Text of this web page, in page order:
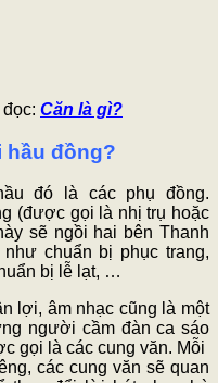
Căn là gì?
hầu đồng?
đó là các phụ đồng.
(được gọi là nhị trụ hoặc
sẽ ngồi hai bên Thanh
chuẩn bị phục trang,
bị lễ lạt, …
lợi, âm nhạc cũng là một
người cầm đàn ca sáo
gọi là các cung văn. Mỗi
các cung văn sẽ quan